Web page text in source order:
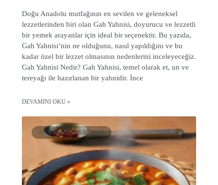
Doğu Anadolu mutfağının en sevilen ve geleneksel
lezzetlerinden biri olan Gah Yahnisi, doyurucu ve lezzetli
bir yemek arayanlar için ideal bir seçenektir. Bu yazıda,
Gah Yahnisi’nin ne olduğunu, nasıl yapıldığını ve bu
kadar özel bir lezzet olmasının nedenlerini inceleyeceğiz.
Gah Yahnisi Nedir? Gah Yahnisi, temel olarak et, un ve
tereyağı ile hazırlanan bir yahnidir. İnce
DEVAMINI OKU »
ANA YEMEK TARIFLERI